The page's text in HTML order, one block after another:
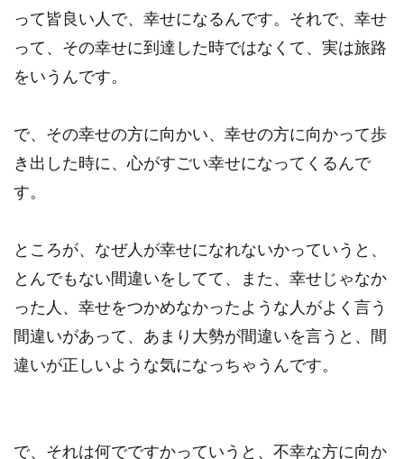
って皆良い人で、幸せになるんです。それで、幸せ
って、その幸せに到達した時ではなくて、実は旅路
をいうんです。
で、その幸せの方に向かい、幸せの方に向かって歩
き出した時に、心がすごい幸せになってくるんで
す。
ところが、なぜ人が幸せになれないかっていうと、
とんでもない間違いをしてて、また、幸せじゃなか
った人、幸せをつかめなかったような人がよく言う
間違いがあって、あまり大勢が間違いを言うと、間
違いが正しいような気になっちゃうんです。
で、それは何でですかっていうと、不幸な方に向か